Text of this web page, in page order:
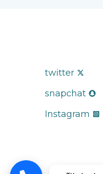
twitter
snapchat
Instagram